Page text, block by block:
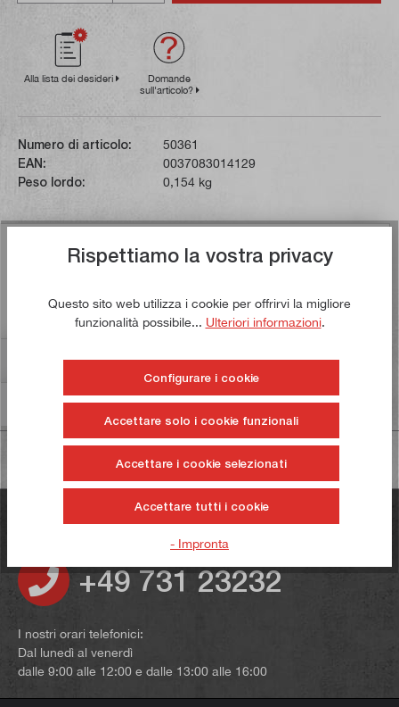
Alla lista dei desideri
Domande
sull'articolo?
Numero di articolo:
50361
EAN:
0037083014129
Peso lordo:
0,154 kg
Descrizione
colle Classic e Premium. È impermeabile, ha la migliore
resistenza, u…Di più
Valutazioni
Informazioni sulla sicurezza dei prodotti
Avete domande?
+49 731 23232
I nostri orari telefonici:
Dal lunedì al venerdì
dalle 9:00 alle 12:00 e dalle 13:00 alle 16:00
Rispettiamo la vostra privacy
Questo sito web utilizza i cookie per offrirvi la migliore
funzionalità possibile... Ulteriori informazioni.
Configurare i cookie
Accettare solo i cookie funzionali
Accettare i cookie selezionati
Accettare tutti i cookie
- Impronta